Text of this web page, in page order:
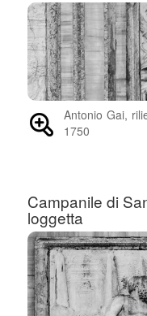
Antonio Gai,
1750
Campanile di
loggetta